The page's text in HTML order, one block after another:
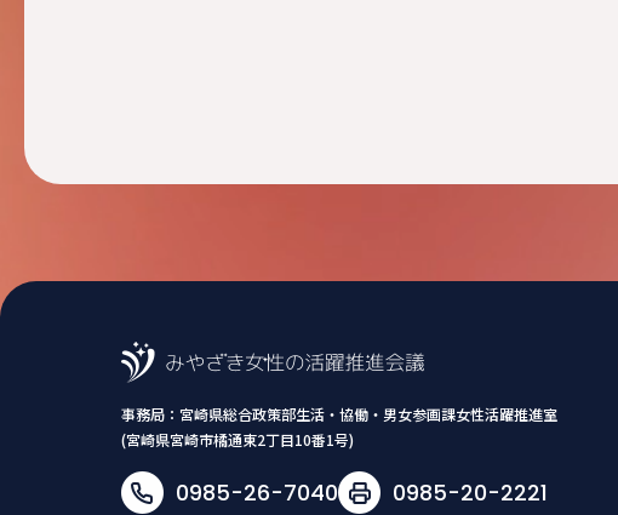
事務局： 宮崎県総合政策部生活・協働・男女参画課女性活躍推進室
(宮崎県宮崎市橘通東2丁目10番1号)
0985-26-7040 0985-20-2221